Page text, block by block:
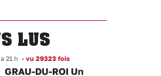
LUS
21 h • vu 29323 fois
GRAU-DU-ROI Un